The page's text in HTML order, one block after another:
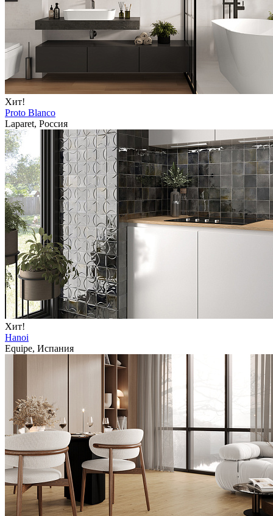
Хит!
Proto Blanco
Laparet, Россия
Хит!
Hanoi
Equipe, Испания